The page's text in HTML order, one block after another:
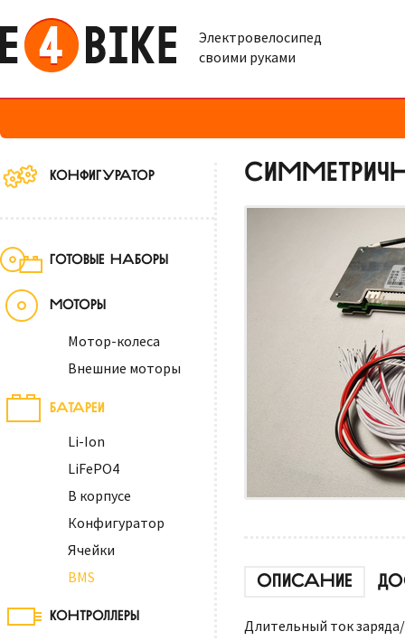
Электровелосипед
своими руками
КОНФИГУРАТОР
ГОТОВЫЕ НАБОРЫ
МОТОРЫ
Мотор-колеса
Внешние моторы
БАТАРЕИ
Li-Ion
LiFePO4
В корпусе
Конфигуратор
Ячейки
BMS
КОНТРОЛЛЕРЫ
ОПИСАНИЕ
Длительный ток заряда/